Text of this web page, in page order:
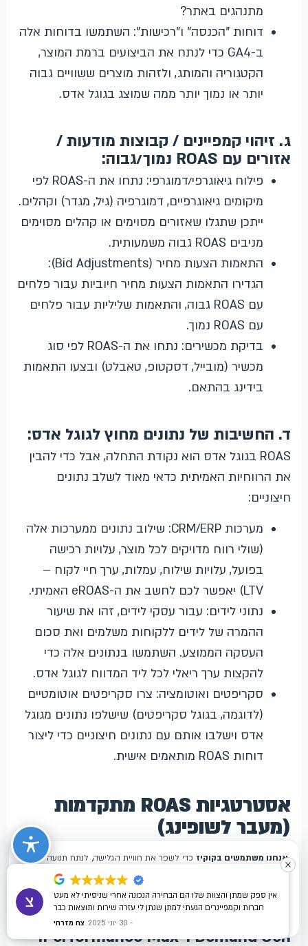
מתנהגים באתר?
דוחות "הכנסה" ו"רכישות": השתמשו בדוחות אלה
ב-GA4 כדי לנתח את הביצועים ברמת המוצר,
הקטגוריה והמותג, ולזהות מוצרים ששוויים גבוה
יותר או נמוך יותר ממה שמוצג בגוגל אדס.
ג. זיהוי קמפיינים / קבוצות מודעות /
אזורים עם ROAS נמוך/גבוה:
פילוח גיאוגרפי/דמוגרפי: נתחו את ה-ROAS לפי
מיקומים גיאוגרפיים, דמוגרפיה (גיל, מגדר) וקהלים.
ייתכן שתגלו שאזורים מסוימים או קהלים מסוימים
מניבים ROAS גבוה משמעותית.
התאמות הצעות מחיר (Bid Adjustments):
הגדירו התאמות הצעות מחיר חיוביות עבור פלחים
עם ROAS גבוה, והתאמות שליליות עבור פלחים
עם ROAS נמוך.
בדיקת מכשירים: נתחו את ה-ROAS לפי סוג
מכשיר (מובייל, דסקטופ, טאבלט) ובצעו התאמות
בידינג בהתאם.
ד. החשיבות של נתונים מחוץ לגוגל אדס:
ROAS בגוגל אדס הוא נקודת התחלה, אבל כדי להבין
את הרווחיות האמיתית כדאי מאוד לשלב נתונים
חיצוניים:
מערכות CRM/ERP: שילוב נתונים ממערכות אלה
(שולי רווח מדויקים לכל מוצר, עלויות רכישה
בפועל, עלויות שילוח, עמלות, ערך חיי לקוח –
LTV) יאפשר לכם לחשב את ה-eROAS האמיתי.
נתוני לידים: עבור עסקי לידים, זהו את שיעור
ההמרה של לידים ללקוחות משלמים ואת סכום
העסקה הממוצע. השתמשו בנתונים אלה כדי
להקצות ערך ריאלי לכל ליד המדווח לגוגל אדס.
סקריפטים ואוטומציה: צרו סקריפטים אוטומטיים
(לדוגמה, בגוגל סקריפטים) שישלפו נתונים מגוגל
אדס וישלבו אותם עם נתונים חיצוניים כדי ליצור
דוחות ROAS מותאמים אישית.
אסטרטגיות ROAS מתקדמות
(מעבר לשופינג)
אופטימיזציה ל-ROAS אינה מוגבלת לקמפייני שופינג
בלבד; היא רלוונטית ומשמעותית גם לקמפיינים אחרים.
א. אופטימיזציה ל-ROAS בקמפייני
Demand Gen ו-Performance Max:
אין ספק שמתן והצוות שלו הם הבחירה הנכונה אחרי שניסיתי לא מעט
חברות וקמפיינרים הגעתי למתן שנתן לי עזרה שירות ותוצאות כבר
מההתחלה תמיד זמינים לכול שאלה ממליץ בחום !
צח מזרחי 30 יוני 2025